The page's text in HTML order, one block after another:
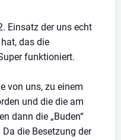
Einsatz der uns echt
das die
funktioniert.
von uns, zu einem
und die die am
dann die „Buden“
die Besetzung der